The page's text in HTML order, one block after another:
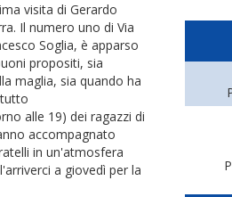
visita di Gerardo
Il numero uno di Via
Soglia, è apparso
propositi, sia
maglia, sia quando ha
alle 19) dei ragazzi di
accompagnato
in un'atmosfera
a giovedì per la